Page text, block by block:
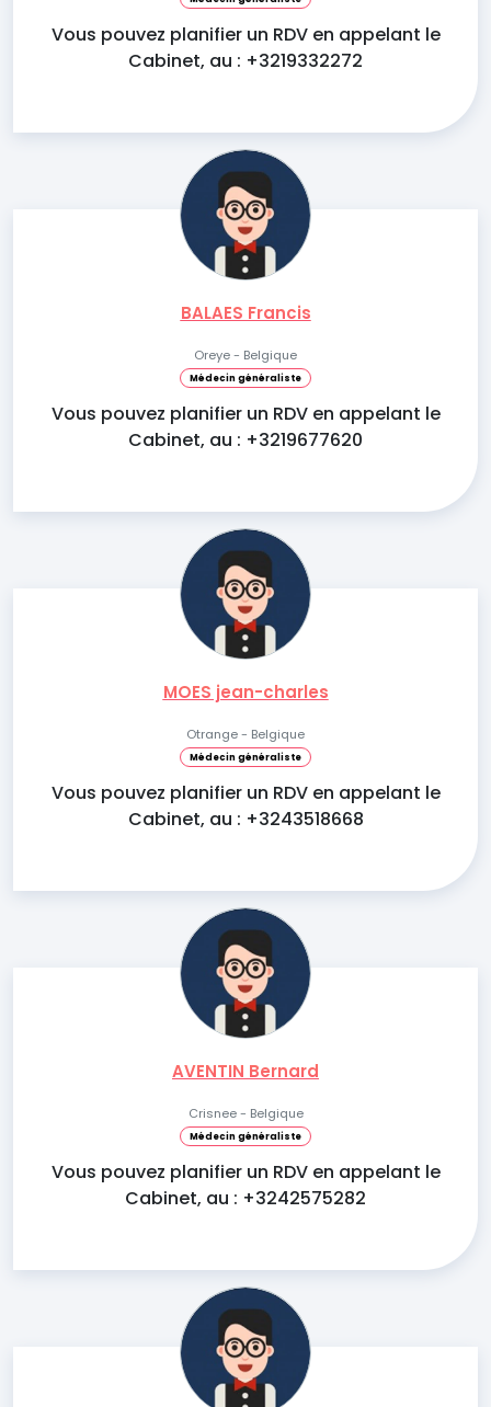
Vous pouvez planifier un RDV en appelant le
Cabinet, au : +3219332272
BALAES Francis
Oreye - Belgique
Médecin généraliste
Vous pouvez planifier un RDV en appelant le
Cabinet, au : +3219677620
MOES jean-charles
Otrange - Belgique
Médecin généraliste
Vous pouvez planifier un RDV en appelant le
Cabinet, au : +3243518668
AVENTIN Bernard
Crisnee - Belgique
Médecin généraliste
Vous pouvez planifier un RDV en appelant le
Cabinet, au : +3242575282